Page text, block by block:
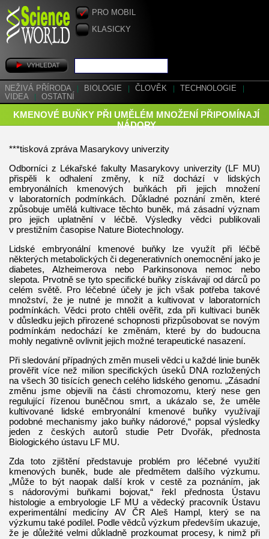
PRO MOBIL
KLASICKY
NEŽIVÁ PŘÍRODA BIOLOGIE ČLOVĚK TECHNOLOGIE
VIDEA
OSTATNÍ
KMENOVÉ BUŇKY PŘI UMĚLÉM MNOŽENÍ PŘIPOMÍNAJÍ
NÁDORY
***tisková zpráva Masarykovy univerzity
Odborníci z Lékařské fakulty Masarykovy univerzity (LF MU)
přispěli k odhalení změny, k níž dochází v lidských
embryonálních kmenových buňkách při jejich množení
v laboratorních podmínkách. Důkladné poznání změn, které
způsobuje umělá kultivace těchto buněk, má zásadní význam
pro jejich uplatnění v léčbě. Výsledky vědci publikovali
v prestižním časopise Nature Biotechnology.
Lidské embryonální kmenové buňky lze využít při léčbě
některých metabolických či degenerativních onemocnění jako je
diabetes, Alzheimerova nebo Parkinsonova nemoc nebo
slepota. Prvotně se tyto specifické buňky získávají od dárců po
celém světě. Pro léčebné účely je jich však potřeba takové
množství, že je nutné je množit a kultivovat v laboratorních
podmínkách. Vědci proto chtěli ověřit, zda při kultivaci buněk
v důsledku jejich přirozené schopnosti přizpůsobovat se novým
podmínkám nedochází ke změnám, které by do budoucna
mohly negativně ovlivnit jejich možné terapeutické nasazení.
Při sledování případných změn museli vědci u každé linie buněk
prověřit více než milion specifických úseků DNA rozložených
na všech 30 tisících genech celého lidského genomu. „Zásadní
změnu jsme objevili na části chromozomu, který nese gen
regulující řízenou buněčnou smrt, a ukázalo se, že uměle
kultivované lidské embryonální kmenové buňky využívají
podobné mechanismy jako buňky nádorové,“ popsal výsledky
jeden z českých autorů studie Petr Dvořák, přednosta
Biologického ústavu LF MU.
Zda toto zjištění představuje problém pro léčebné využití
kmenových buněk, bude ale předmětem dalšího výzkumu.
„Může to být naopak další krok v cestě za poznáním, jak
s nádorovými buňkami bojovat,“ řekl přednosta Ústavu
histologie a embryologie LF MU a vědecký pracovník Ústavu
experimentální medicíny AV ČR Aleš Hampl, který se na
výzkumu také podílel. Podle vědců výzkum především ukazuje,
že je důležité velmi důkladně prozkoumat procesy, k nimž při